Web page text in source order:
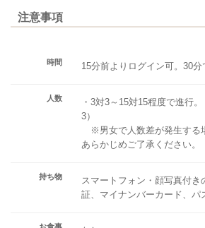
注意事項
時間 15分前よりログイン可。30分
人数
・3対3～15対15程度で進行
3）
※男女で人数差が発生する
あらかじめご了承ください。
持ち物
スマートフォン・顔写真付き
証、マイナンバーカード、パ